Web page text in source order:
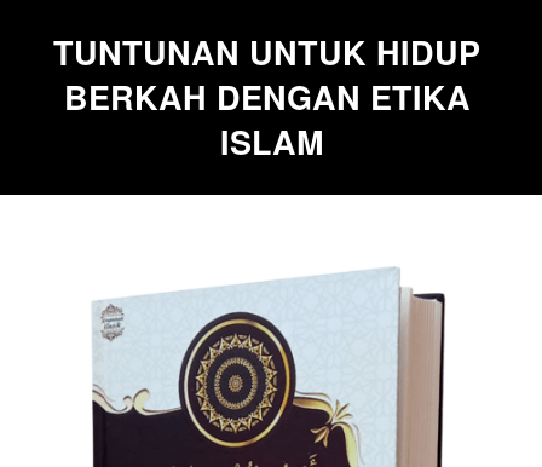
TUNTUNAN UNTUK HIDUP
BERKAH DENGAN ETIKA
ISLAM